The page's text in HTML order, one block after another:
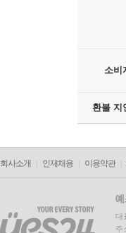
소비
환불 지
회사소개 인재채용 이용약관
대
주